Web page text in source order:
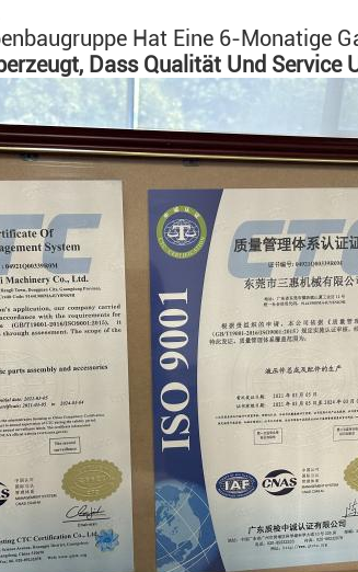
Hat Eine 6-Monatige
Dass Qualität Und Service